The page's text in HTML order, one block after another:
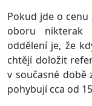
Pokud jde o
oboru nikterak
oddělení je, že
chtějí doložit
v současné době
pohybují cca od